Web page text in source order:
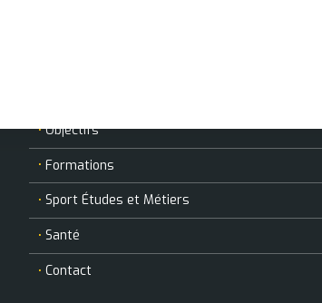
Objectifs
Formations
Sport Études et Métiers
Santé
Contact